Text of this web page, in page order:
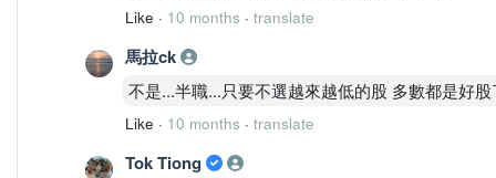
Like · 10 months · translate
馬拉ck
不是...半職...只要不選越來越低的股 多數都是好股
Like · 10 months · translate
Tok Tiong